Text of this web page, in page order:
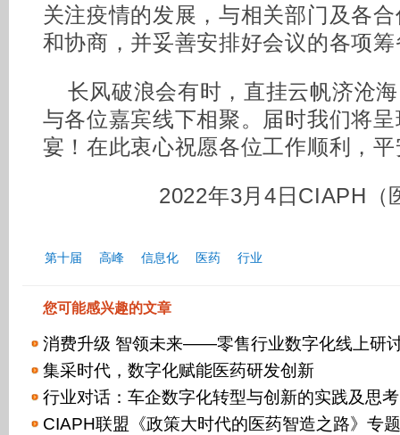
关注疫情的发展，与相关部门及各
和协商，并妥善安排好会议的各项
长风破浪会有时，直挂云帆济沧
与各位嘉宾线下相聚。届时我们将
宴！在此衷心祝愿各位工作顺利，
2022年3月4日CIAPH（
第十届 高峰 信息化 医药 行业
您可能感兴趣的文章
消费升级 智领未来——零售行业数字化线上研
集采时代，数字化赋能医药研发创新
行业对话：车企数字化转型与创新的实践及思考
CIAPH联盟《政策大时代的医药智造之路》专